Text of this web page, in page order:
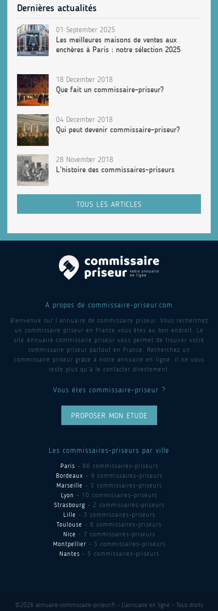
Dernières actualités
01 September 2025
Les meilleures maisons de ventes aux
enchères à Paris : notre sélection 2025
18 December 2018
Que fait un commissaire-priseur?
04 December 2018
Qui peut devenir commissaire-priseur?
28 November 2018
L’histoire des commissaires-priseurs
TOUS LES ARTICLES
A propos de commissaire-priseur.com
Bienvenue sur l’annuaire de commissaire priseur. Vous recherchez
un commissaire priseur en France vous êtes au bon endroit. Le
site Annuaire commissaire priseur vous permet de trouver votre
commissaire priseur partout en France. Recherchez un
commissaire priseur grâce à notre annuaire en ligne, il ne vous
reste plus qu’à le contacter directement.
Vous êtes commissaire-priseur ?
PROPOSER MON ETUDE
Les commissaires-priseurs par ville
Paris - 86 commissaires-priseurs
Bordeaux - 9 commissaires-priseurs
Marseille - 3 commissaires-priseurs
Lyon - 10 commissaires-priseurs
Strasbourg - 2 commissaires-priseurs
Lille - 3 commissaires-priseurs
Toulouse - 8 commissaires-priseurs
Nice - 7 commissaires-priseurs
Montpellier - 3 commissaires-priseurs
Nantes - 5 commissaires-priseurs
©2026 annuaire-commissaire-priseur.fr - L'annuaire en ligne - Tous droits